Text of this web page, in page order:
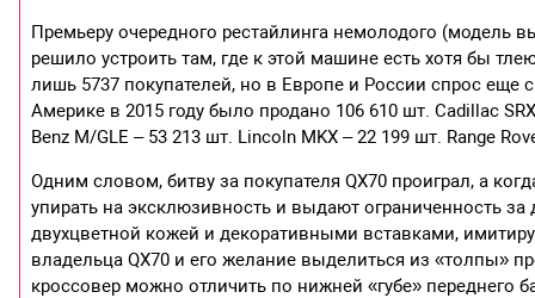
Премьеру очередного рестайлинга немолодого (модель
решило устроить там, где к этой машине есть хотя бы
лишь 5737 покупателей, но в Европе и России спрос еще
Америке в 2015 году было продано 106 610 шт. Cadillac
Benz M/GLE – 53 213 шт. Lincoln MKX – 22 199 шт. Range
Одним словом, битву за покупателя QX70 проиграл, а
упирать на эксклюзивность и выдают ограниченность
двухцветной кожей и декоративными вставками,
владельца QX70 и его желание выделиться из «толпы»
кроссовер можно отличить по нижней «губе» переднего